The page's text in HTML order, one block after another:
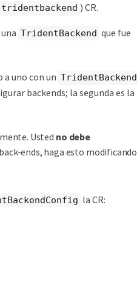
tridentbackend ) CR.
TridentBackend que fue
a uno con un TridentBackend
backends; la segunda es la
Usted no debe
ends, haga esto modificando
la CR: